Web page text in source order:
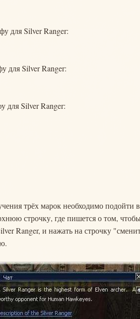
для Silver Ranger:
для Silver Ranger:
для Silver Ranger:
трёх марок необходимо подойти
строчку, где пишется о том,
Ranger, и нажать на строчку